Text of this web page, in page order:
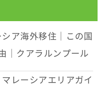
ア海外移住｜この国
｜クアラルンプール
レーシアエリアガイ